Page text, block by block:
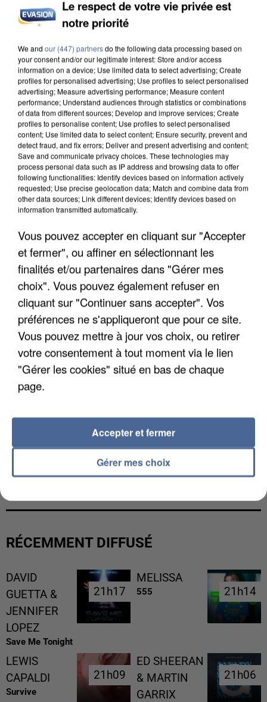
INCENDIES : L’ÎLE-DE-FRANCE LANCE UN ÉLAN
DE SOLIDARITÉ AVEC LES...
APRÈS TOUTES CES CANICULES, LES REFUGES
DE FAUNE SAUVAGE SONT...
L’UN DES FONDATEURS SUPPOSÉS DE LA DZ
MAFIA INTERPELLÉ EN ALGÉRIE
RÉCEMMENT DIFFUSÉ
DAVID
GUETTA &
JENNIFER
LOPEZ
Save Me Tonight
21h17
21h17
MELISSA
555 21h14
21h14
LEWIS
CAPALDI
Survive
21h09
21h09
ED SHEERAN
& MARTIN
GARRIX
21h06
21h06
Le respect de votre vie privée est
notre priorité
We and our (447) partnersdo the following data processing based on
your consent and/or our legitimate interest: Store and/or access
information on a device; Use limited data to select advertising; Create
profiles for personalised advertising; Use profiles to select personalised
advertising; Measure advertising performance; Measure content
performance; Understand audiences through statistics or combinations
of data from different sources; Develop and improve services; Create
profiles to personalise content; Use profiles to select personalised
content; Use limited data to select content; Ensure security, prevent and
detect fraud, and fix errors; Deliver and present advertising and content;
Save and communicate privacy choices. These technologies may
process personal data such as IP address and browsing data to offer
following functionalities: Identify devices based on information actively
requested; Use precise geolocation data; Match and combine data from
other data sources; Link different devices; Identify devices based on
information transmitted automatically.
Vous pouvez accepter en cliquant sur "Accepter
et fermer", ou affiner en sélectionnant les
finalités et/ou partenaires dans "Gérer mes
choix". Vous pouvez également refuser en
cliquant sur "Continuer sans accepter". Vos
préférences ne s'appliqueront que pour ce site.
Vous pouvez mettre à jour vos choix, ou retirer
votre consentement à tout moment via le lien
"Gérer les cookies" situé en bas de chaque
page.
Gérer mes choix
Accepter et fermer